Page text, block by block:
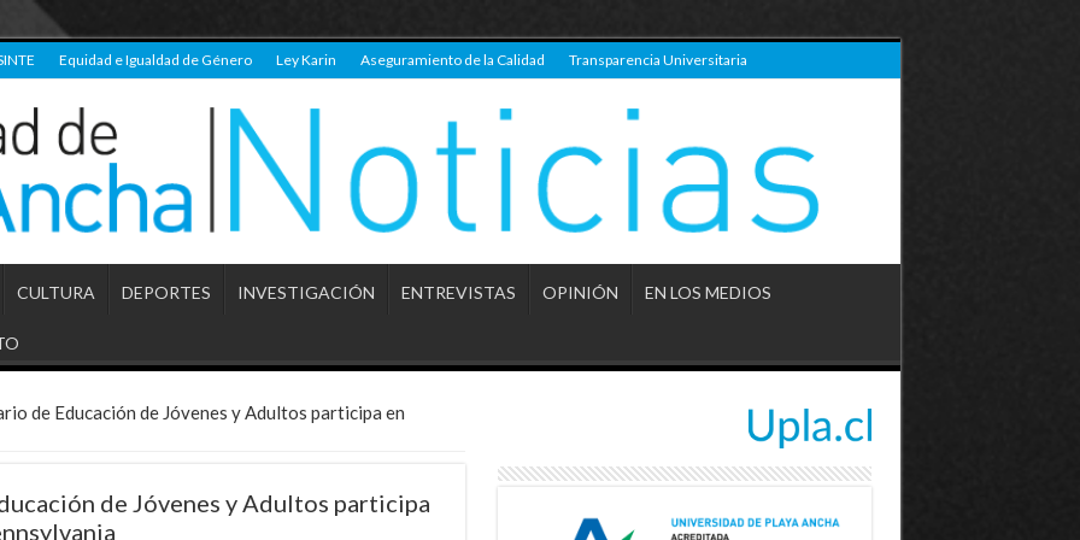
Equidad e Igualdad de Género Ley Karin Aseguramiento de la Calidad Transparencia Universitaria
CULTURA DEPORTES INVESTIGACIÓN ENTREVISTAS OPINIÓN EN LOS MEDIOS
de Educación de Jóvenes y Adultos participa en
de Jóvenes y Adultos participa